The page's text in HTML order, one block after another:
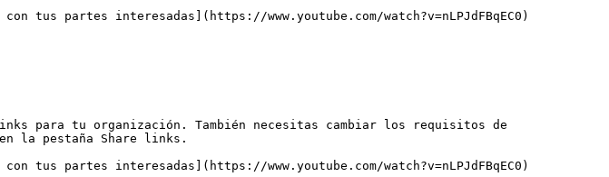
partes interesadas](https://www.youtube.com/watch?v=nLPJdFBqEC0)
para tu organización. También necesitas cambiar los requisitos de
la pestaña Share links.
partes interesadas](https://www.youtube.com/watch?v=nLPJdFBqEC0)